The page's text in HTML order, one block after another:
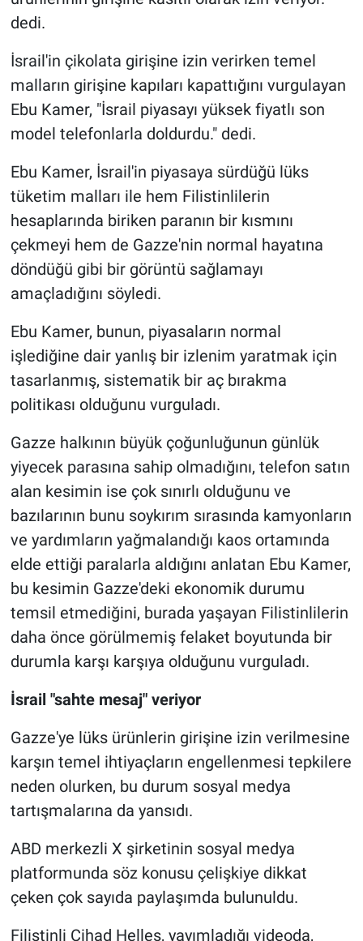
dedi.
İsrail'in çikolata girişine izin verirken temel
malların girişine kapıları kapattığını vurgulayan
Ebu Kamer, "İsrail piyasayı yüksek fiyatlı son
model telefonlarla doldurdu." dedi.
Ebu Kamer, İsrail'in piyasaya sürdüğü lüks
tüketim malları ile hem Filistinlilerin
hesaplarında biriken paranın bir kısmını
çekmeyi hem de Gazze'nin normal hayatına
döndüğü gibi bir görüntü sağlamayı
amaçladığını söyledi.
Ebu Kamer, bunun, piyasaların normal
işlediğine dair yanlış bir izlenim yaratmak için
tasarlanmış, sistematik bir aç bırakma
politikası olduğunu vurguladı.
Gazze halkının büyük çoğunluğunun günlük
yiyecek parasına sahip olmadığını, telefon satın
alan kesimin ise çok sınırlı olduğunu ve
bazılarının bunu soykırım sırasında kamyonların
ve yardımların yağmalandığı kaos ortamında
elde ettiği paralarla aldığını anlatan Ebu Kamer,
bu kesimin Gazze'deki ekonomik durumu
temsil etmediğini, burada yaşayan Filistinlilerin
daha önce görülmemiş felaket boyutunda bir
durumla karşı karşıya olduğunu vurguladı.
İsrail "sahte mesaj" veriyor
Gazze'ye lüks ürünlerin girişine izin verilmesine
karşın temel ihtiyaçların engellenmesi tepkilere
neden olurken, bu durum sosyal medya
tartışmalarına da yansıdı.
ABD merkezli X şirketinin sosyal medya
platformunda söz konusu çelişkiye dikkat
çeken çok sayıda paylaşımda bulunuldu.
Filistinli Cihad Helles, yayımladığı videoda,